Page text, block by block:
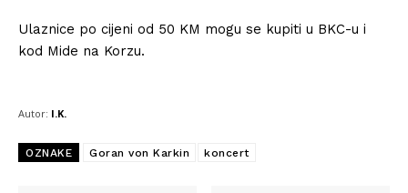
Ulaznice po cijeni od 50 KM mogu se kupiti u BKC-u i
kod Mide na Korzu.
Autor: I.K.
OZNAKE Goran von Karkin koncert